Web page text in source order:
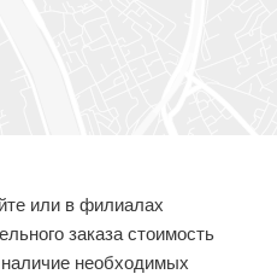
или в филиалах
заказа стоимость
необходимых